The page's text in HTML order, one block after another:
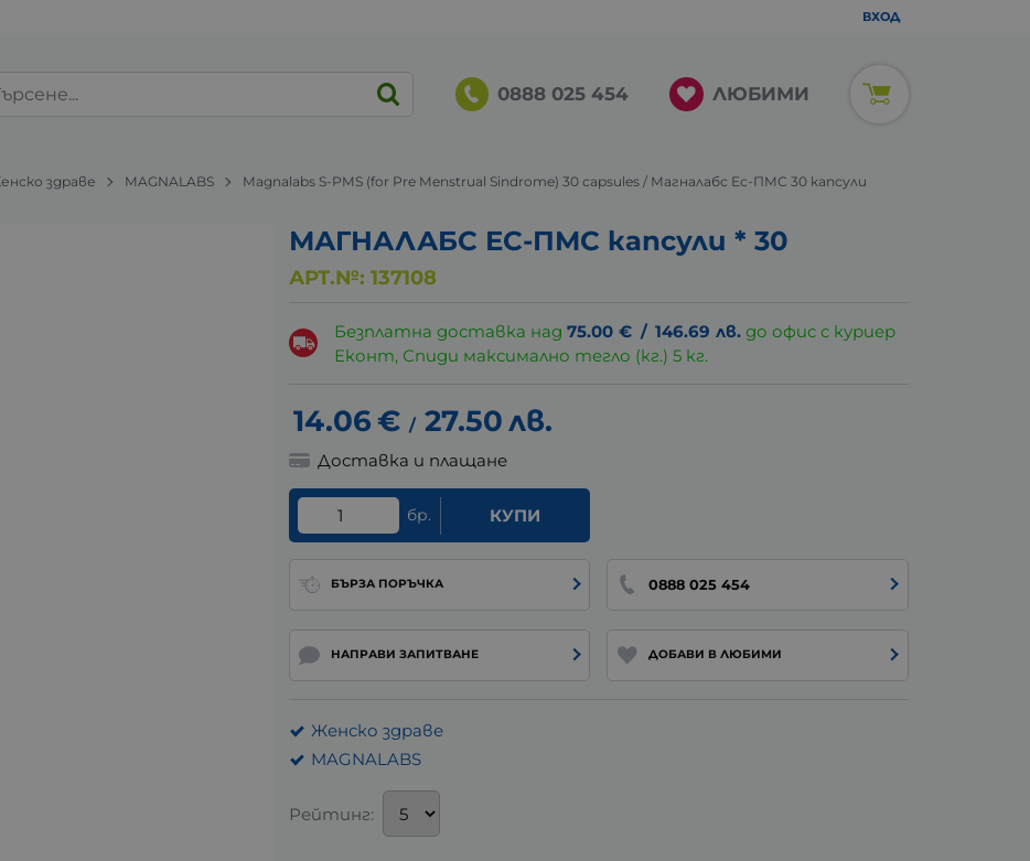
ВХОД
0888 025 454 ЛЮБИМИ
здраве MAGNALABS Magnalabs S-PMS (for Pre Menstrual Sindrome) 30 capsules / Магналабс Ес-ПМС 30 капсули
МАГНАЛАБС ЕС-ПМС капсули * 30
АРТ.№: 137108
Безплатна доставка над75.00 € / 146.69 лв. до офис с куриер
Еконт, Спиди максимално тегло (кг.) 5 кг.
14.06€ / 27.50лв.
Доставка и плащане
бр. КУПИ
БЪРЗА ПОРЪЧКА 0888 025 454
НАПРАВИ ЗАПИТВАНЕ ДОБАВИ В ЛЮБИМИ
Женско здраве
MAGNALABS
Рейтинг: